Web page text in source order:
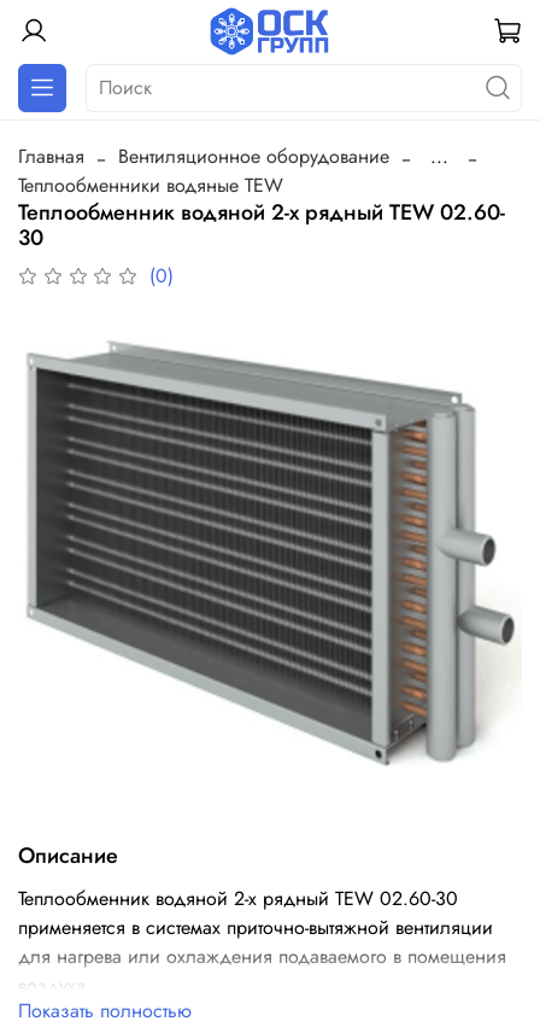
Главная Вентиляционное оборудование
...
Теплообменники водяные TEW
Теплообменник водяной 2-х рядный TEW 02.60-
30
(0)
Описание
Теплообменник водяной 2-х рядный TEW 02.60-30
применяется в системах приточно-вытяжной вентиляции
для нагрева или охлаждения подаваемого в помещения
воздуха.
Показать полностью